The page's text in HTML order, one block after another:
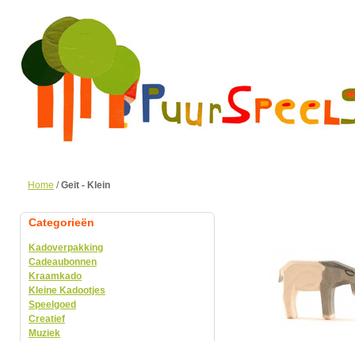
Home /Geit - Klein
Categorieën
Kadoverpakking
Cadeaubonnen
Kraamkado
Kleine Kadootjes
Speelgoed
Creatief
Muziek